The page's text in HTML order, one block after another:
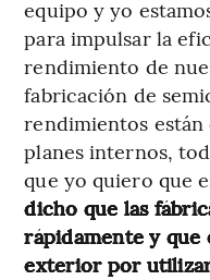
equipo y yo
para impulsar la
rendimiento de
fabricación de
rendimientos
planes internos,
que yo quiero que
dicho que las
rápidamente y
exterior por